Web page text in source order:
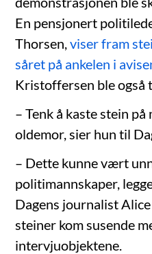
En pensjonert
Thorsen,viser fram
såret på ankelen i
Kristoffersen ble også
– Tenk å kaste stein på
oldemor, sier hun til
– Dette kunne vært
politimannskaper,
Dagens journalist
steiner kom susende
intervjuobjektene.